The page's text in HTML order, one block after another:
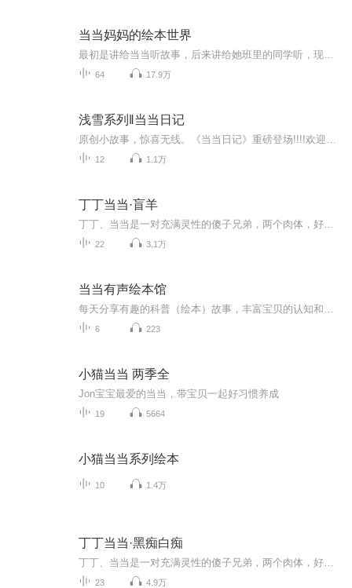
当当妈妈的绘本世界
64 17.9万
浅雪系列‖当当日记
12 1.1万
丁丁当当·盲羊
22 3.1万
当当有声绘本馆
6 223
小猫当当 两季全
Jon宝宝最爱的当当，带宝贝一起好习惯养成
19 5664
小猫当当系列绘本
10 1.4万
丁丁当当·黑痴白痴
23 4.9万